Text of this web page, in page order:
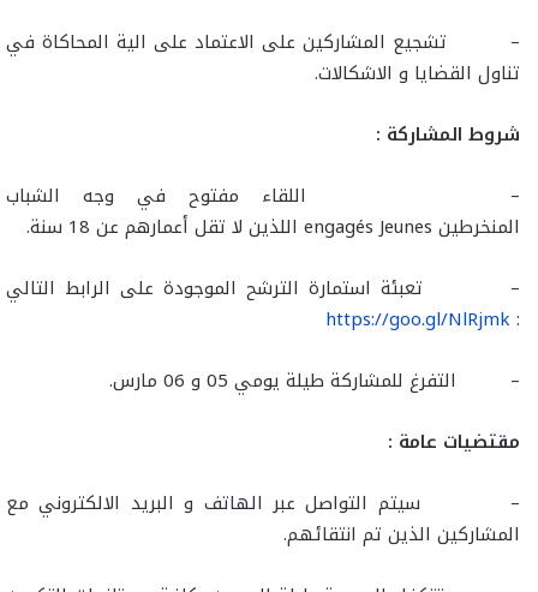
– تشجيع المشاركين على الاعتماد على الية المحاكاة في
تناول القضايا و الاشكالات.
شروط المشاركة :
– اللقاء مفتوح في وجه الشباب
المنخرطين engagés Jeunes اللذين لا تقل أعمارهم عن 18 سنة.
– تعبئة استمارة الترشح الموجودة على الرابط التالي
:
https://goo.gl/NlRjmk
– التفرغ للمشاركة طيلة يومي 05 و 06 مارس.
مقتضيات عامة :
– سيتم التواصل عبر الهاتف و البريد الالكتروني مع
المشاركين الذين تم انتقائهم.